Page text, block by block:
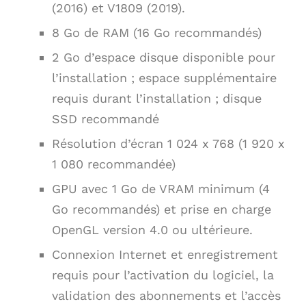
(2016) et V1809 (2019).
8 Go de RAM (16 Go recommandés)
2 Go d’espace disque disponible pour
l’installation ; espace supplémentaire
requis durant l’installation ; disque
SSD recommandé
Résolution d’écran 1 024 x 768 (1 920 x
1 080 recommandée)
GPU avec 1 Go de VRAM minimum (4
Go recommandés) et prise en charge
OpenGL version 4.0 ou ultérieure.
Connexion Internet et enregistrement
requis pour l’activation du logiciel, la
validation des abonnements et l’accès